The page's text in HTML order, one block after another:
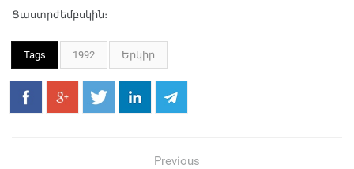
Ցաստրժեմբսկին։
Tags 1992 Երկիր
Previous